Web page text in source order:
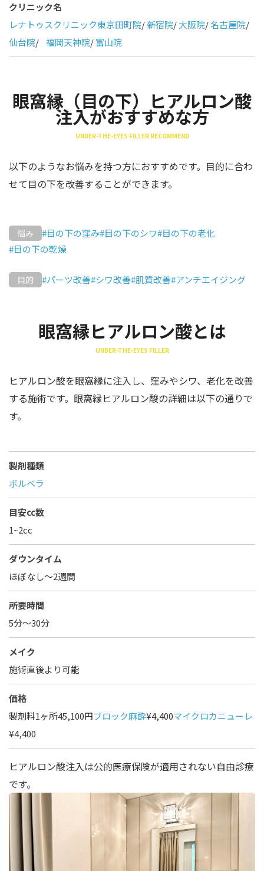
クリニック名
レナトゥスクリニック東京田町院/新宿院/大阪院/名古屋院/
仙台院/ 福岡天神院/富山院
眼窩縁（目の下）ヒアルロン酸
注入がおすすめな方
UNDER-THE-EYES FILLER RECOMMEND
以下のようなお悩みを持つ方におすすめです。目的に合わ
せて目の下を改善することができます。
悩み #目の下の窪み#目の下のシワ#目の下の老化
#目の下の乾燥
目的 #パーツ改善#シワ改善#肌質改善#アンチエイジング
眼窩縁ヒアルロン酸とは
UNDER-THE-EYES FILLER
ヒアルロン酸を眼窩縁に注入し、窪みやシワ、老化を改善
する施術です。眼窩縁ヒアルロン酸の詳細は以下の通りで
す。
製剤種類
ボルベラ
目安cc数
1~2cc
ダウンタイム
ほぼなし〜2週間
所要時間
5分～30分
メイク
施術直後より可能
価格
製剤料1ヶ所45,100円ブロック麻酔¥4,400マイクロカニューレ
¥4,400
ヒアルロン酸注入は公的医療保険が適用されない自由診療
です。